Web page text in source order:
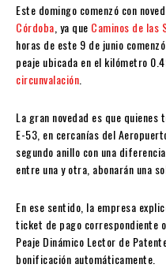
Este domingo comenzó con
Córdoba , ya que Caminos de las
horas de este 9 de junio
peaje ubicada en el kilómetro
circunvalación
La gran novedad es que
E-53, en cercanías del
segundo anillo con una
entre una y otra, abonarán una
En ese sentido, la empresa
ticket de pago correspondiente
Peaje Dinámico Lector de
bonificación automáticamente.